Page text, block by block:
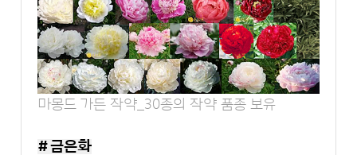
마몽드 가든 작약_30종의 작약 품종 보유
# 금은화